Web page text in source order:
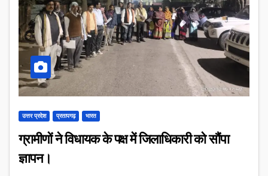
उत्तर प्रदेश प्रतापगढ़ भारत
ग्रामीणों ने विधायक के पक्ष में जिलाधिकारी को सौंपा
ज्ञापन।